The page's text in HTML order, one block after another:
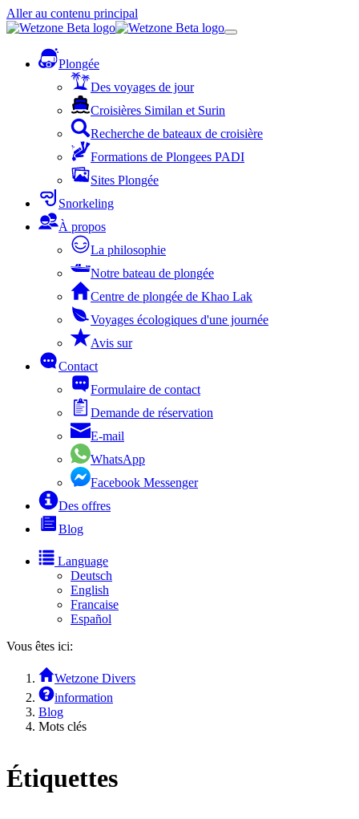
Aller au contenu principal
Plongée
Des voyages de jour
Croisières Similan et Surin
Recherche de bateaux de croisière
Formations de Plongees PADI
Sites Plongée
Snorkeling
À propos
La philosophie
Notre bateau de plongée
Centre de plongée de Khao Lak
Voyages écologiques d'une journée
Avis sur
Contact
Formulaire de contact
Demande de réservation
E-mail
WhatsApp
Facebook Messenger
Des offres
Blog
Language
Deutsch
English
Francaise
Español
Vous êtes ici:
Wetzone Divers
information
Blog
Mots clés
Étiquettes